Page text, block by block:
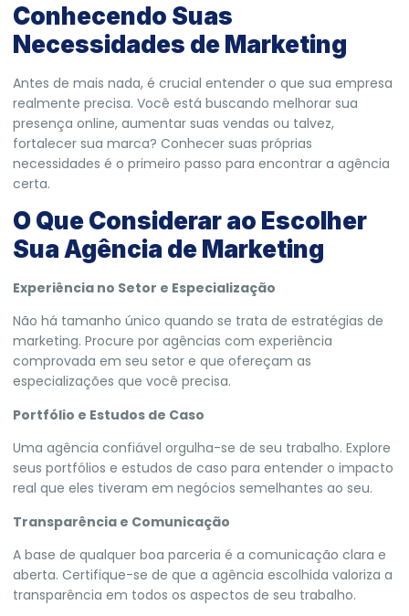
Conhecendo Suas
Necessidades de Marketing
Antes de mais nada, é crucial entender o que sua empresa
realmente precisa. Você está buscando melhorar sua
presença online, aumentar suas vendas ou talvez,
fortalecer sua marca? Conhecer suas próprias
necessidades é o primeiro passo para encontrar a agência
certa.
O Que Considerar ao Escolher
Sua Agência de Marketing
Experiência no Setor e Especialização
Não há tamanho único quando se trata de estratégias de
marketing. Procure por agências com experiência
comprovada em seu setor e que ofereçam as
especializações que você precisa.
Portfólio e Estudos de Caso
Uma agência confiável orgulha-se de seu trabalho. Explore
seus portfólios e estudos de caso para entender o impacto
real que eles tiveram em negócios semelhantes ao seu.
Transparência e Comunicação
A base de qualquer boa parceria é a comunicação clara e
aberta. Certifique-se de que a agência escolhida valoriza a
transparência em todos os aspectos de seu trabalho.